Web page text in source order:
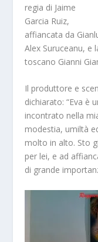
regia di Jaime
Garcia Ruiz,
affiancata da
Alex Suruceanu, e
toscano Gianni
Il produttore e
dichiarato: “Eva è
incontrato nella
modestia, umiltà
molto in alto. Sto
per lei, e ad
di grande